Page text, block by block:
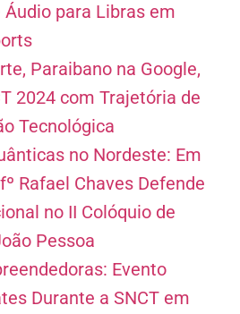
para Libras em
Paraibano na Google,
2024 com Trajetória de
Tecnológica
no Nordeste: Em
Rafael Chaves Defende
no II Colóquio de
Pessoa
Evento
Durante a SNCT em